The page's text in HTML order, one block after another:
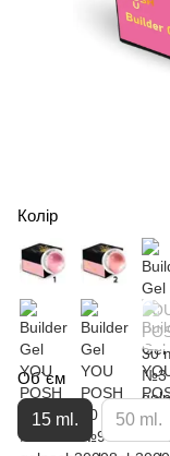
Колір
Об`єм
15 ml. 50 ml.